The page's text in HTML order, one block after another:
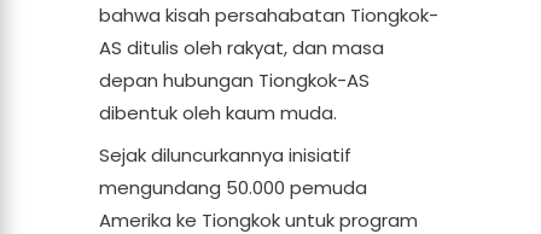
bahwa kisah persahabatan Tiongkok-
AS ditulis oleh rakyat, dan masa
depan hubungan Tiongkok-AS
dibentuk oleh kaum muda.
Sejak diluncurkannya inisiatif
mengundang 50.000 pemuda
Amerika ke Tiongkok untuk program